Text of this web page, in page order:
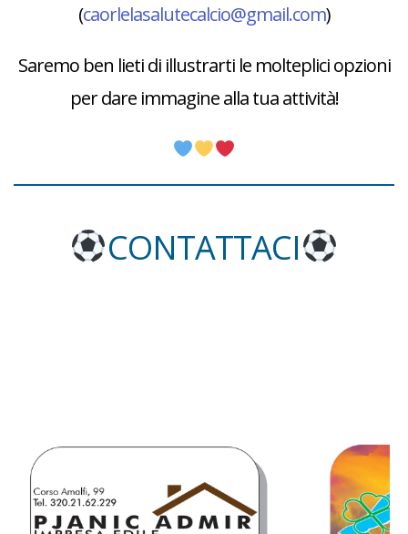
(caorlelasalutecalcio@gmail.com)
Saremo ben lieti di illustrarti le molteplici opzioni
per dare immagine alla tua attività!
CONTATTACI